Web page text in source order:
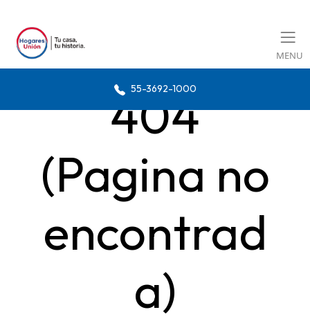
MENU
55-3692-1000
404
(Pagina no
encontrad
a)